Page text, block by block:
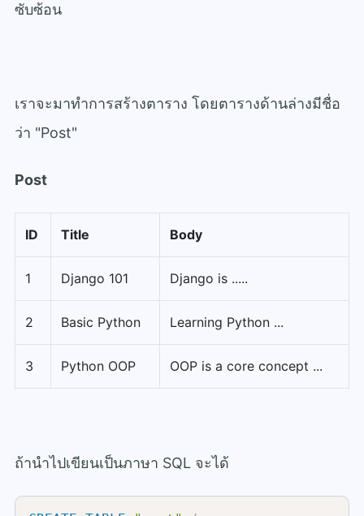
ซับซ้อน
เราจะมาทำการสร้างตาราง โดยตารางด้านล่างมีชื่อ
ว่า "Post"
Post
ID Title Body
1 Django 101 Django is .....
2 Basic Python Learning Python ...
3 Python OOP OOP is a core concept ...
ถ้านำไปเขียนเป็นภาษา SQL จะได้